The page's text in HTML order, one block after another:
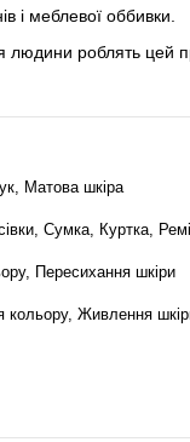
і меблевої оббивки.
людини роблять
Матова шкіра
Сумка, Куртка,
Пересихання шкіри
кольору, Живлення